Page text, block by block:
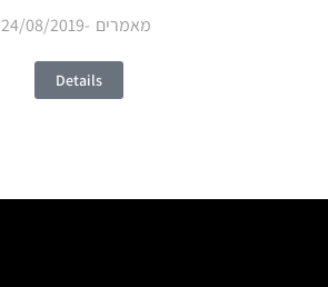
מאמרים 24/08/2019
Details